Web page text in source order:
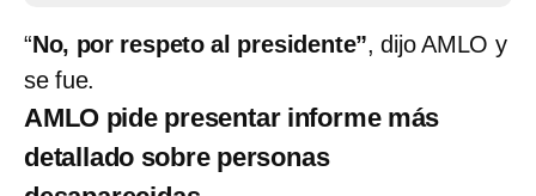
“No, por respeto al presidente”, dijo AMLO y
se fue.
AMLO pide presentar informe más
detallado sobre personas